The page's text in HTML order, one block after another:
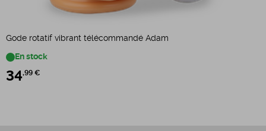
Gode rotatif vibrant télécommandé Adam
En stock
34,99 €